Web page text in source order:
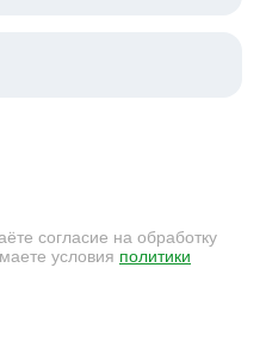
согласие на обработку
условия политики